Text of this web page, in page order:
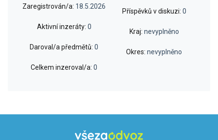
Zaregistrován/a: 18.5.2026
Aktivní inzeráty: 0
Daroval/a předmětů: 0
Celkem inzeroval/a: 0
Příspěvků v diskuzi: 0
Kraj: nevyplněno
Okres: nevyplněno